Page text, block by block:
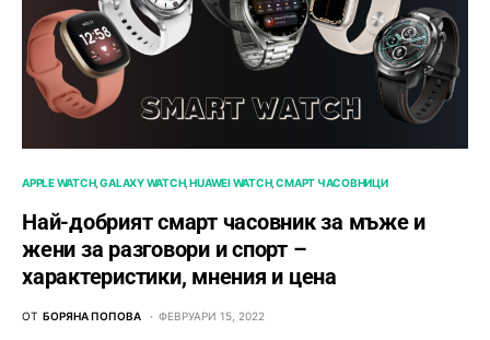
APPLE WATCH GALAXY WATCH HUAWEI WATCH СМАРТ ЧАСОВНИЦИ
Най-добрият смарт часовник за мъже и
жени за разговори и спорт –
характеристики, мнения и цена
ОТ БОРЯНА ПОПОВА ФЕВРУАРИ 15, 2022